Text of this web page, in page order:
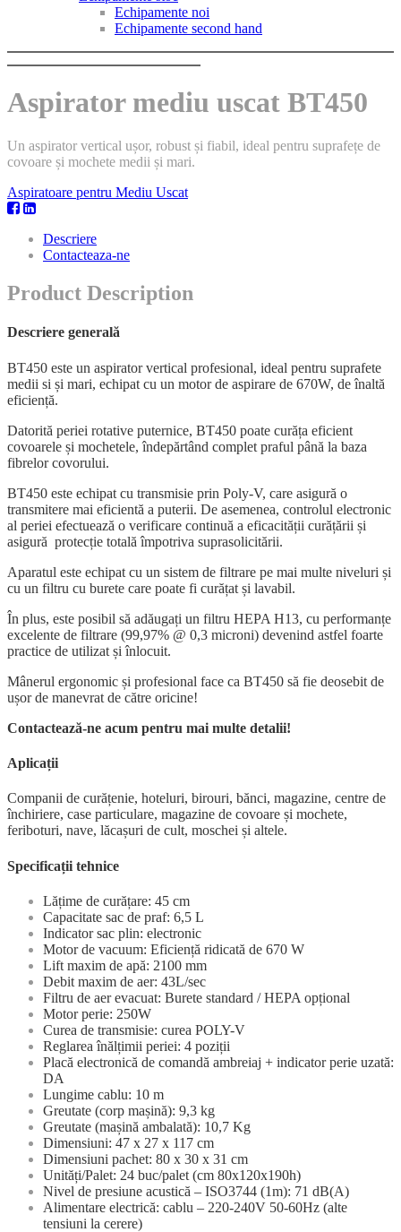
Echipamente noi
Echipamente second hand
Aspirator mediu uscat BT450
Un aspirator vertical ușor, robust și fiabil, ideal pentru suprafețe de
covoare și mochete medii și mari.
Aspiratoare pentru Mediu Uscat
Descriere
Contacteaza-ne
Product Description
Descriere generală
BT450 este un aspirator vertical profesional, ideal pentru suprafete
medii si și mari, echipat cu un motor de aspirare de 670W, de înaltă
eficiență.
Datorită periei rotative puternice, BT450 poate curăța eficient
covoarele și mochetele, îndepărtând complet praful până la baza
fibrelor covorului.
BT450 este echipat cu transmisie prin Poly-V, care asigură o
transmitere mai eficientă a puterii. De asemenea, controlul electronic
al periei efectuează o verificare continuă a eficacității curățării și
asigură protecție totală împotriva suprasolicitării.
Aparatul este echipat cu un sistem de filtrare pe mai multe niveluri și
cu un filtru cu burete care poate fi curățat și lavabil.
În plus, este posibil să adăugați un filtru HEPA H13, cu performanțe
excelente de filtrare (99,97% @ 0,3 microni) devenind astfel foarte
practice de utilizat și înlocuit.
Mânerul ergonomic și profesional face ca BT450 să fie deosebit de
ușor de manevrat de către oricine!
Contactează-ne acum pentru mai multe detalii!
Aplicații
Companii de curățenie, hoteluri, birouri, bănci, magazine, centre de
închiriere, case particulare, magazine de covoare și mochete,
feriboturi, nave, lăcașuri de cult, moschei și altele.
Specificații tehnice
Lățime de curățare: 45 cm
Capacitate sac de praf: 6,5 L
Indicator sac plin: electronic
Motor de vacuum: Eficiență ridicată de 670 W
Lift maxim de apă: 2100 mm
Debit maxim de aer: 43L/sec
Filtru de aer evacuat: Burete standard / HEPA opțional
Motor perie: 250W
Curea de transmisie: curea POLY-V
Reglarea înălțimii periei: 4 poziții
Placă electronică de comandă ambreiaj + indicator perie uzată:
DA
Lungime cablu: 10 m
Greutate (corp mașină): 9,3 kg
Greutate (mașină ambalată): 10,7 Kg
Dimensiuni: 47 x 27 x 117 cm
Dimensiuni pachet: 80 x 30 x 31 cm
Unități/Palet: 24 buc/palet (cm 80x120x190h)
Nivel de presiune acustică – ISO3744 (1m): 71 dB(A)
Alimentare electrică: cablu – 220-240V 50-60Hz (alte
tensiuni la cerere)